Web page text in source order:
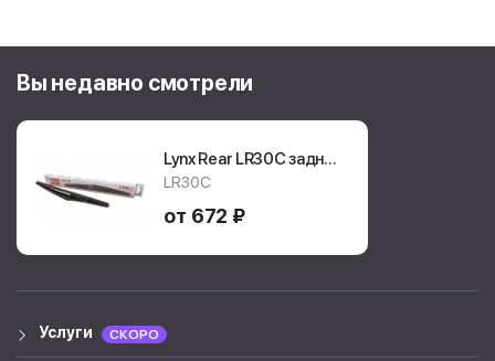
Вы недавно смотрели
Lynx Rear LR30Cзадний
дворник
LR30C
от 672 ₽
Услуги СКОРО